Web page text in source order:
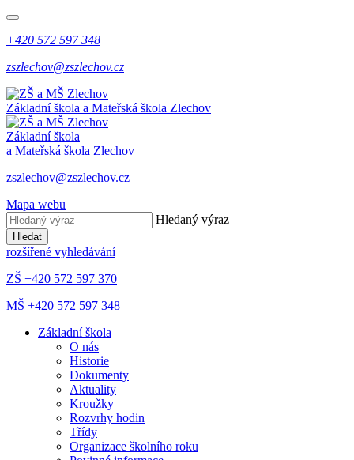
+420 572 597 348
zszlechov@zszlechov.cz
Základní škola a Mateřská škola Zlechov
Základní škola
a Mateřská škola Zlechov
zszlechov@zszlechov.cz
Mapa webu
Hledaný výraz
Hledat
rozšířené vyhledávání
ZŠ +420 572 597 370
MŠ +420 572 597 348
Základní škola
O nás
Historie
Dokumenty
Aktuality
Kroužky
Rozvrhy hodin
Třídy
Organizace školního roku